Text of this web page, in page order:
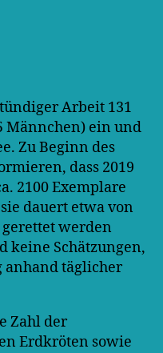
Arbeit 131
Männchen) ein und
Zu Beginn des
dass 2019
2100 Exemplare
dauert etwa von
werden
keine Schätzungen,
anhand täglicher
Zahl der
Erdkröten sowie